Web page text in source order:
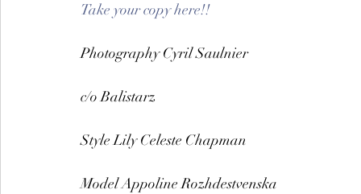
Take your copy here!!
Photography Cyril Saulnier
c/o Balistarz
Style Lily Celeste Chapman
Model Appoline Rozhdestvenska